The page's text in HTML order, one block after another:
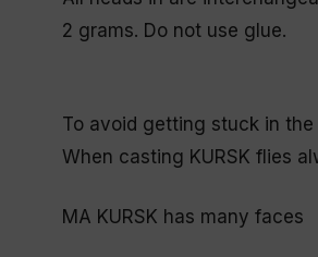
2 grams. Do not use glue.
To avoid getting stuck in
When casting KURSK flies
MA KURSK has many faces